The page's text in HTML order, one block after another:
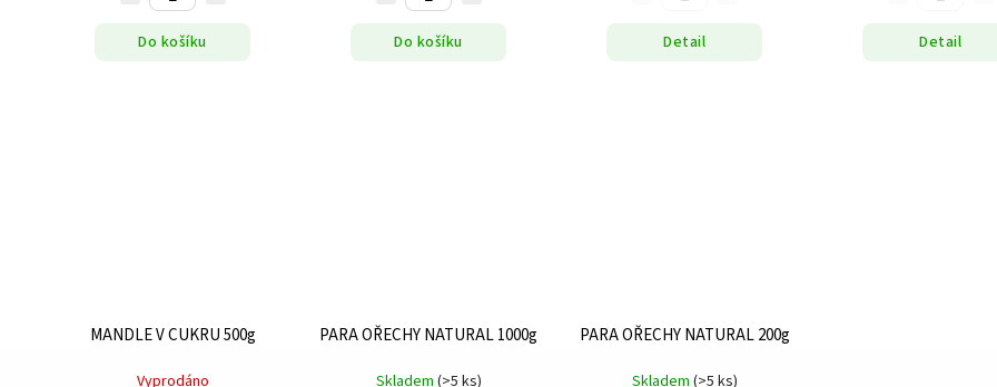
Do košíku Do košíku Detail Detail
MANDLE V CUKRU 500g
Vyprodáno
PARA OŘECHY NATURAL 1000g
Skladem (>5 ks)
PARA OŘECHY NATURAL 200g
Skladem (>5 ks)